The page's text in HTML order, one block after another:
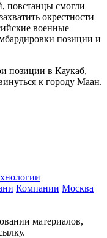
повстанцы смогли
окрестности
военные
позиции и
позиции в Каукаб,
к городу Маан.
Компании Москва
материалов,